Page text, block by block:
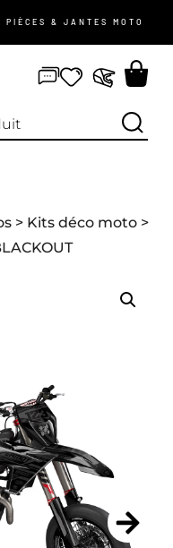
PIÈCES & JANTES MOTO
passe oublié ?
Je m’inscris
> Kits déco moto >